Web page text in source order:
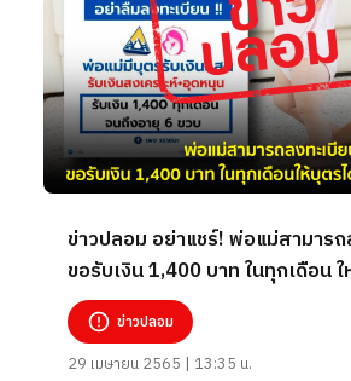
ข่าวปลอม อย่าแชร์! พ่อแม่สามารถ
ขอรับเงิน 1,400 บาท ในทุกเดือน
อายุ 6 ขวบ
ข่าวปลอม
29 เมษายน 2565 | 13:35 น.